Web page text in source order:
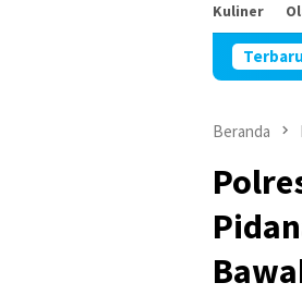
Kuliner
Terbaru
Beranda